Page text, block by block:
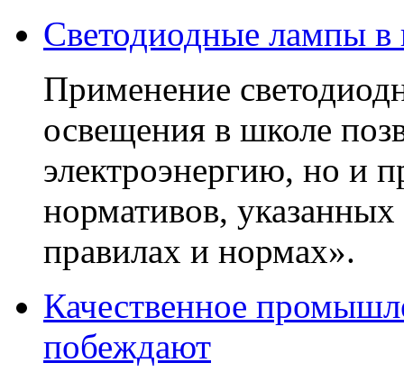
Светодиодные лампы в
Применение
освещения в школе
электроэнергию, но и
нормативов,
правилах и нормах».
Качественное
побеждают